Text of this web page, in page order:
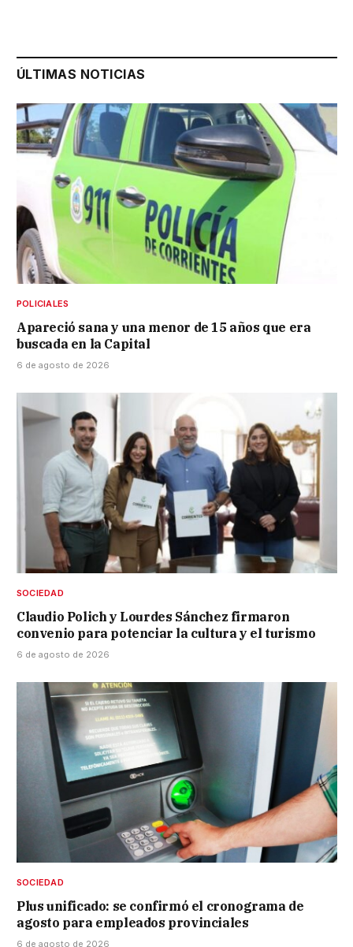
ÚLTIMAS NOTICIAS
POLICIALES
Apareció sana y una menor de 15 años que era
buscada en la Capital
6 de agosto de 2026
SOCIEDAD
Claudio Polich y Lourdes Sánchez firmaron
convenio para potenciar la cultura y el turismo
6 de agosto de 2026
SOCIEDAD
Plus unificado: se confirmó el cronograma de
agosto para empleados provinciales
6 de agosto de 2026